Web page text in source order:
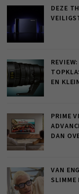
DEZE
EN
PRIME
DAN
VAN
SLIMME